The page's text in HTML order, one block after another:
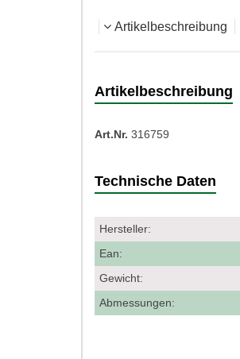
Artikelbeschreibung
Artikelbeschreibung
Art.Nr. 316759
Technische Daten
Hersteller:
Ean:
Gewicht:
Abmessungen: